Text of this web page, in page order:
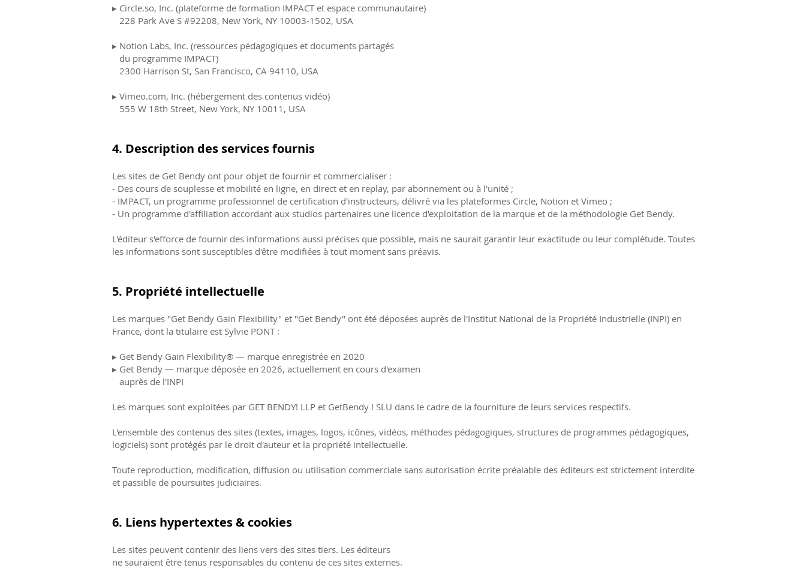
▸ Circle.so, Inc. (plateforme de formation IMPACT et espace communautaire)
228 Park Ave S #92208, New York, NY 10003-1502, USA
▸ Notion Labs, Inc. (ressources pédagogiques et documents partagés
du programme IMPACT)
2300 Harrison St, San Francisco, CA 94110, USA
▸ Vimeo.com, Inc. (hébergement des contenus vidéo)
555 W 18th Street, New York, NY 10011, USA
4. Description des services fournis
Les sites de Get Bendy ont pour objet de fournir et commercialiser :
- Des cours de souplesse et mobilité en ligne, en direct et en replay, par abonnement ou à l'unité ;
- IMPACT, un programme professionnel de certification d'instructeurs, délivré via les plateformes Circle, Notion et Vimeo ;
- Un programme d'affiliation accordant aux studios partenaires une licence d'exploitation de la marque et de la méthodologie Get Bendy.
L'éditeur s'efforce de fournir des informations aussi précises que possible, mais ne saurait garantir leur exactitude ou leur complétude. Toutes
les informations sont susceptibles d'être modifiées à tout moment sans préavis.
5. Propriété intellectuelle
Les marques "Get Bendy Gain Flexibility" et "Get Bendy" ont été déposées auprès de l'Institut National de la Propriété Industrielle (INPI) en
France, dont la titulaire est Sylvie PONT :
▸ Get Bendy Gain Flexibility® — marque enregistrée en 2020
▸ Get Bendy — marque déposée en 2026, actuellement en cours d'examen
auprès de l'INPI
Les marques sont exploitées par GET BENDY! LLP et GetBendy ! SLU dans le cadre de la fourniture de leurs services respectifs.
L'ensemble des contenus des sites (textes, images, logos, icônes, vidéos, méthodes pédagogiques, structures de programmes pédagogiques,
logiciels) sont protégés par le droit d'auteur et la propriété intellectuelle.
Toute reproduction, modification, diffusion ou utilisation commerciale sans autorisation écrite préalable des éditeurs est strictement interdite
et passible de poursuites judiciaires.
6. Liens hypertextes & cookies
Les sites peuvent contenir des liens vers des sites tiers. Les éditeurs
ne sauraient être tenus responsables du contenu de ces sites externes.